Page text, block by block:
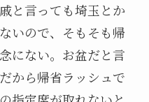
と言っても埼玉とか
いので、そもそも帰
にない。お盆だと言
から帰省ラッシュで